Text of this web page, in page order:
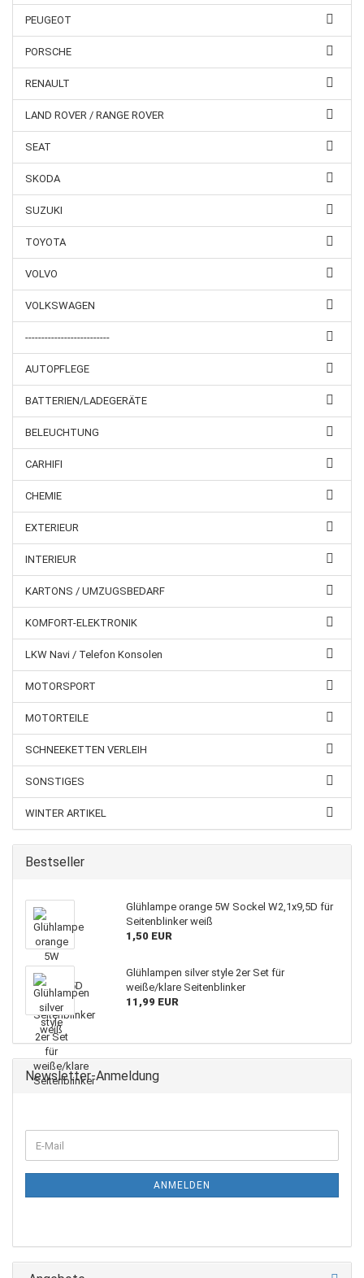
PEUGEOT
PORSCHE
RENAULT
LAND ROVER / RANGE ROVER
SEAT
SKODA
SUZUKI
TOYOTA
VOLVO
VOLKSWAGEN
--------------------------
AUTOPFLEGE
BATTERIEN/LADEGERÄTE
BELEUCHTUNG
CARHIFI
CHEMIE
EXTERIEUR
INTERIEUR
KARTONS / UMZUGSBEDARF
KOMFORT-ELEKTRONIK
LKW Navi / Telefon Konsolen
MOTORSPORT
MOTORTEILE
SCHNEEKETTEN VERLEIH
SONSTIGES
WINTER ARTIKEL
Bestseller
Glühlampe orange 5W Sockel W2,1x9,5D für
Seitenblinker weiß
1,50 EUR
Glühlampen silver style 2er Set für
weiße/klare Seitenblinker
11,99 EUR
Newsletter-Anmeldung
ANMELDEN